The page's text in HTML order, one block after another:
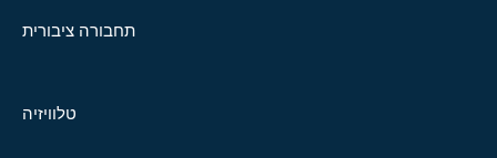
תחבורה ציבורית
טלוויזיה